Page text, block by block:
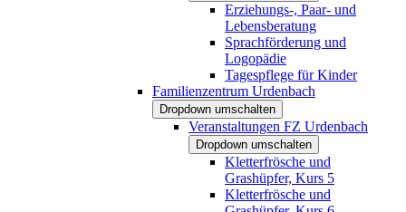
Erziehungs-, Paar- und
Lebensberatung
Sprachförderung und
Logopädie
Tagespflege für Kinder
Familienzentrum Urdenbach
Dropdown umschalten
Veranstaltungen FZ Urdenbach
Dropdown umschalten
Kletterfrösche und
Grashüpfer, Kurs 5
Kletterfrösche und